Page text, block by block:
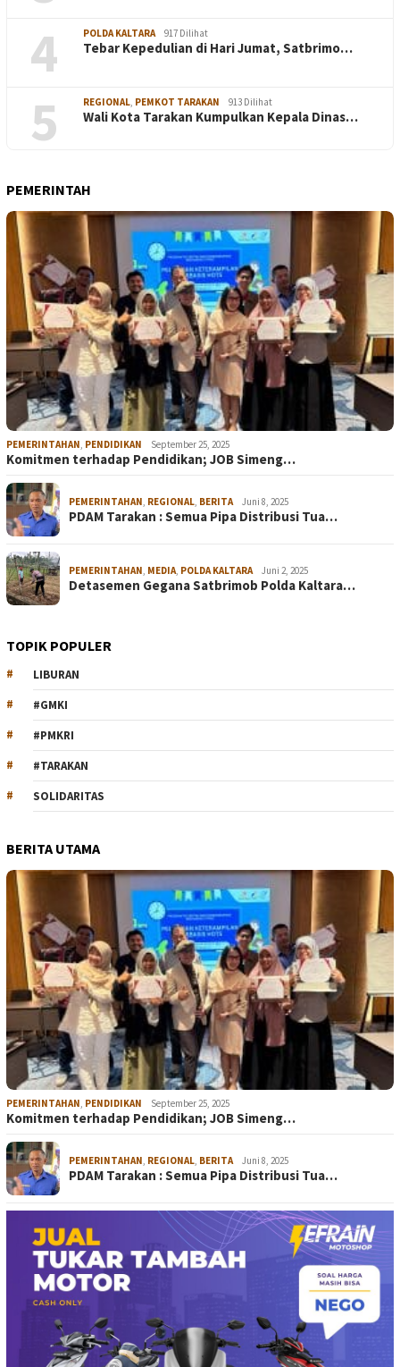
4
POLDA KALTARA 917 Dilihat
Tebar Kepedulian di Hari Jumat, Satbrimo…
5 REGIONAL PEMKOT TARAKAN 913 Dilihat
Wali Kota Tarakan Kumpulkan Kepala Dinas…
PEMERINTAH
PEMERINTAHAN PENDIDIKAN September 25, 2025
Komitmen terhadap Pendidikan; JOB Simeng…
PEMERINTAHAN REGIONAL BERITA Juni 8, 2025
PDAM Tarakan : Semua Pipa Distribusi Tua…
PEMERINTAHAN MEDIA POLDA KALTARA Juni 2, 2025
Detasemen Gegana Satbrimob Polda Kaltara…
TOPIK POPULER
LIBURAN
#GMKI
#PMKRI
#TARAKAN
SOLIDARITAS
BERITA UTAMA
PEMERINTAHAN PENDIDIKAN September 25, 2025
Komitmen terhadap Pendidikan; JOB Simeng…
PEMERINTAHAN REGIONAL BERITA Juni 8, 2025
PDAM Tarakan : Semua Pipa Distribusi Tua…